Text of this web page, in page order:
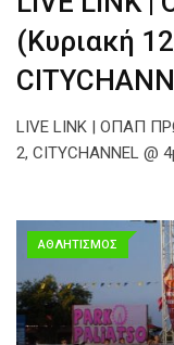
(Κυριακή
LIVE LINK | ΟΠΑΠ
2, CITYCHANNEL @
ΑΘΛΗΤΙΣΜΟΣ